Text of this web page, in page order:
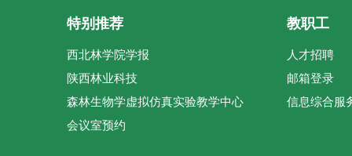
特别推荐
西北林学院学报
陕西林业科技
森林生物学虚拟仿真实验教学中心
会议室预约
教职工
人才招聘
邮箱登录
信息综合服